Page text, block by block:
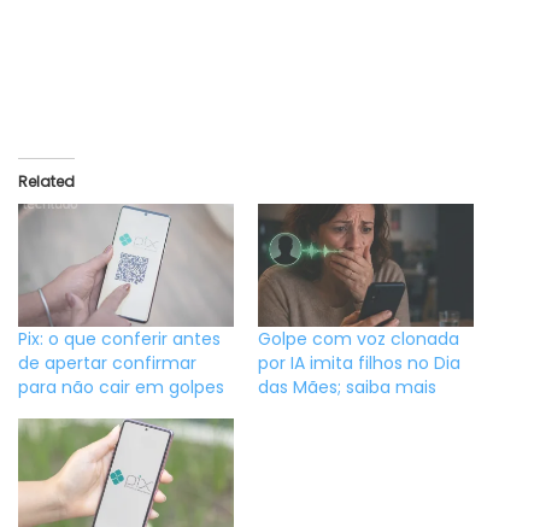
Related
Pix: o que conferir antes
de apertar confirmar
para não cair em golpes
Golpe com voz clonada
por IA imita filhos no Dia
das Mães; saiba mais